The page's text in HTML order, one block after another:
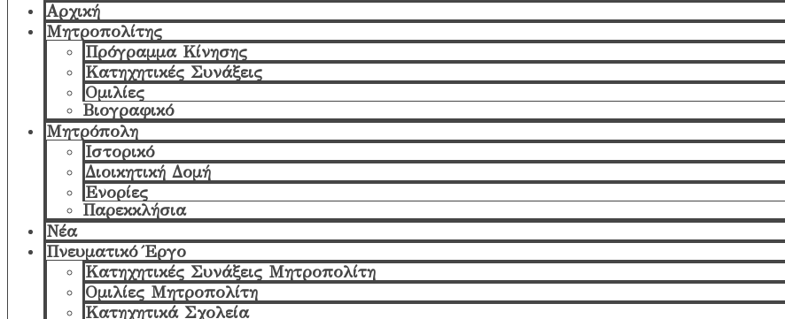
Αρχική
Μητροπολίτης
Πρόγραμμα Κίνησης
Κατηχητικές Συνάξεις
Ομιλίες
Βιογραφικό
Μητρόπολη
Ιστορικό
Διοικητική Δομή
Ενορίες
Παρεκκλήσια
Νέα
Πνευματικό Έργο
Κατηχητικές Συνάξεις Μητροπολίτη
Ομιλίες Μητροπολίτη
Κατηχητικά Σχολεία